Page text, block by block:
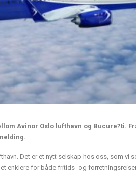
Avinor Oslo lufthavn og Bucure?ti.
Det er et nytt selskap hos oss, som vi
enklere for både fritids- og